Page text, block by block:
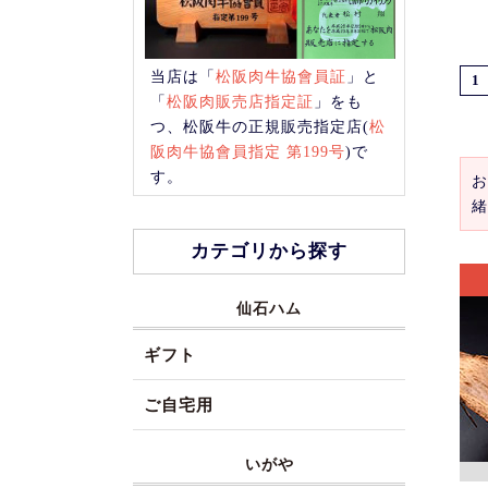
1
当店は「松阪肉牛協會員証 」と
「松阪肉販売店指定証 」をも
つ、松阪牛の正規販売指定店(松
阪肉牛協會員指定 第199号)で
す。
カテゴリから探す
仙石ハム
ギフト
ご自宅用
いがや